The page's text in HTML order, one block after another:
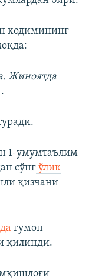
ходимининг
Жиноятда
1-умумтаълим
сўнг ўлик
қизчани
гумон
қилинди.